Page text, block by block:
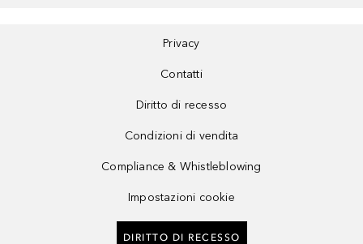
Privacy
Contatti
Diritto di recesso
Condizioni di vendita
Compliance & Whistleblowing
Impostazioni cookie
DIRITTO DI RECESSO